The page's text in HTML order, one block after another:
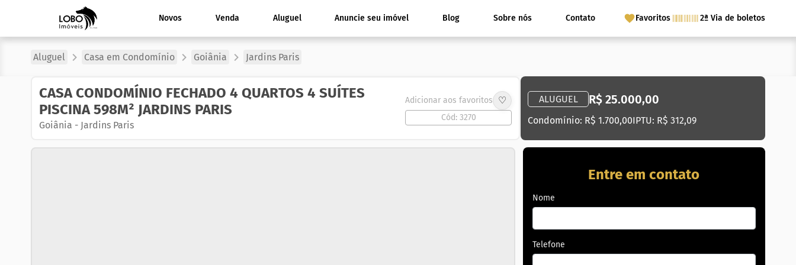
Novos Venda Aluguel Anuncie seu imóvel Blog Sobre nós Contato Favoritos 2ª Via de boletos
Aluguel Casa em Condomínio Goiânia Jardins Paris
CASA CONDOMÍNIO FECHADO 4 QUARTOS 4 SUÍTES
PISCINA 598M² JARDINS PARIS
Goiânia - Jardins Paris
Adicionar aos favoritos ♡
Cód: 3270
ALUGUEL R$ 25.000,00
Condomínio: R$ 1.700,00IPTU: R$ 312,09
Entre em contato
Nome
Telefone